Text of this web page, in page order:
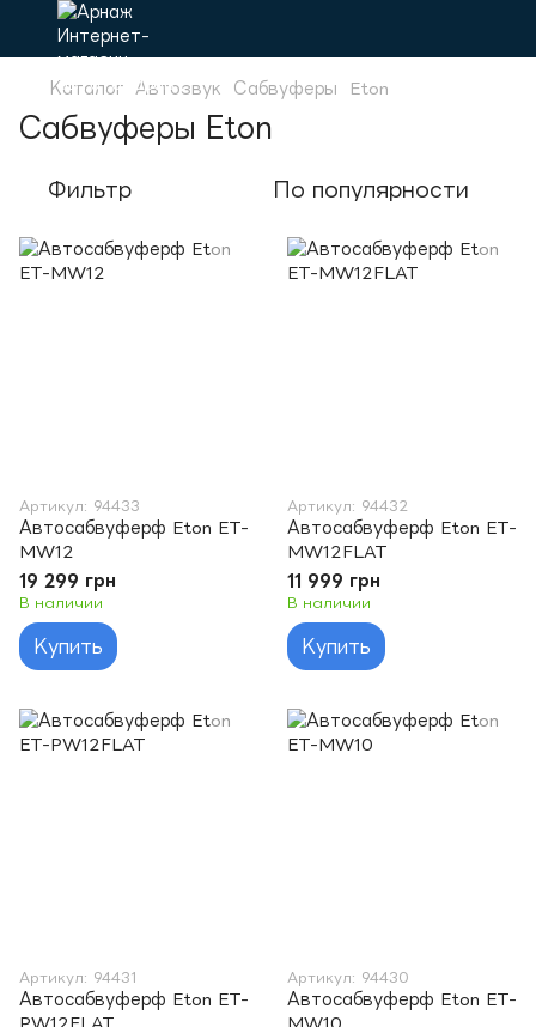
Каталог Автозвук Сабвуферы Eton
Сабвуферы Eton
Фильтр По популярности
Артикул: 94433
Автосабвуферф Eton ET-
MW12
19 299 грн
В наличии
Купить
Артикул: 94432
Автосабвуферф Eton ET-
MW12FLAT
11 999 грн
В наличии
Купить
Артикул: 94431
Автосабвуферф Eton ET-
PW12FLAT
Артикул: 94430
Автосабвуферф Eton ET-
MW10